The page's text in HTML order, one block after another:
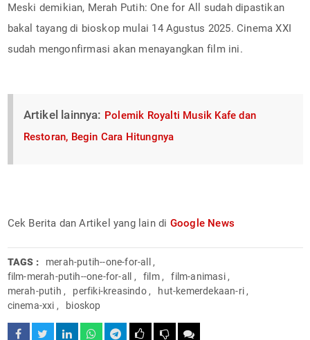
Meski demikian, Merah Putih: One for All sudah dipastikan
bakal tayang di bioskop mulai 14 Agustus 2025. Cinema XXI
sudah mengonfirmasi akan menayangkan film ini.
Artikel lainnya: Polemik Royalti Musik Kafe dan
Restoran, Begin Cara Hitungnya
Cek Berita dan Artikel yang lain di Google News
TAGS : merah-putih--one-for-all,
film-merah-putih--one-for-all , film, film-animasi,
merah-putih , perfiki-kreasindo, hut-kemerdekaan-ri,
cinema-xxi , bioskop